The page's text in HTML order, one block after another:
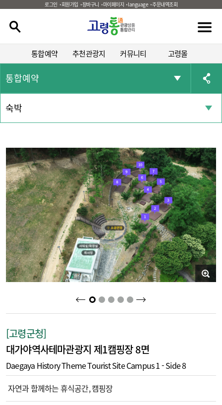
로그인 회원가입 장바구니 마이페이지 language 주문내역조회
통합예약 추천관광지 커뮤니티 고령몰
통합예약
숙박
2 3 4 5
[고령군청]
대가야역사테마관광지 제1캠핑장 8면
Daegaya History Theme Tourist Site Campus 1 - Side 8
자연과 함께하는 휴식공간, 캠핑장